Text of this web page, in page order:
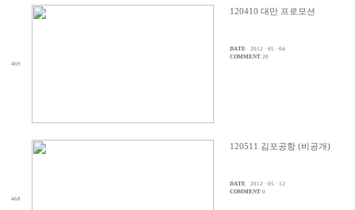
469
120410 대만 프로모션
DATE
2012 · 05 · 04
COMMENT 20
468
120511 김포공항 (비공개)
DATE
2012 · 05 · 12
COMMENT 0